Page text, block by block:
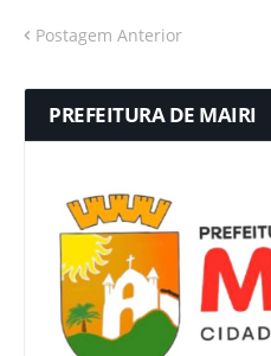
Postagem Anterior
PREFEITURA DE MAIRI